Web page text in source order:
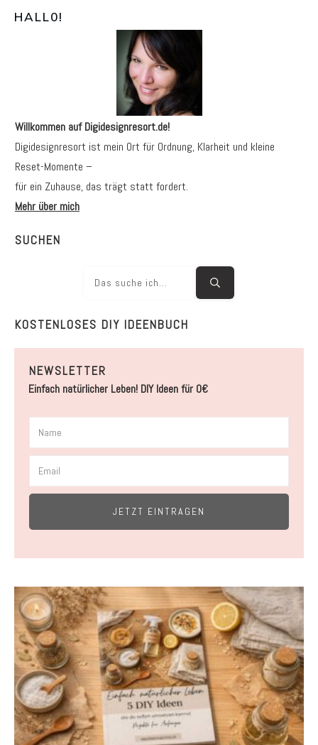
HALL0!
Willkommen auf Digidesignresort.de!
Digidesignresort ist mein Ort für Ordnung, Klarheit und kleine
Reset-Momente –
für ein Zuhause, das trägt statt fordert.
Mehr über mich
SUCHEN
KOSTENLOSES DIY IDEENBUCH
NEWSLETTER
Einfach natürlicher Leben! DIY Ideen für 0€
JETZT EINTRAGEN